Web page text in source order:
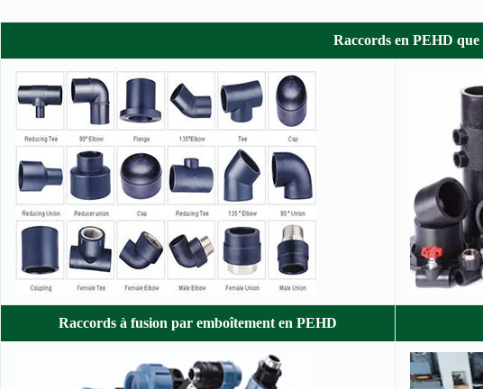
Raccords en PEHD
Raccords à fusion par emboîtement en PEHD